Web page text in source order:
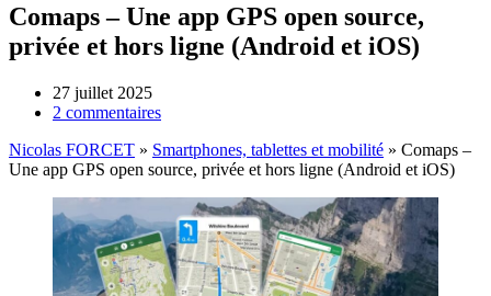
Comaps – Une app GPS open source,
privée et hors ligne (Android et iOS)
27 juillet 2025
2 commentaires
Nicolas FORCET » Smartphones, tablettes et mobilité » Comaps –
Une app GPS open source, privée et hors ligne (Android et iOS)